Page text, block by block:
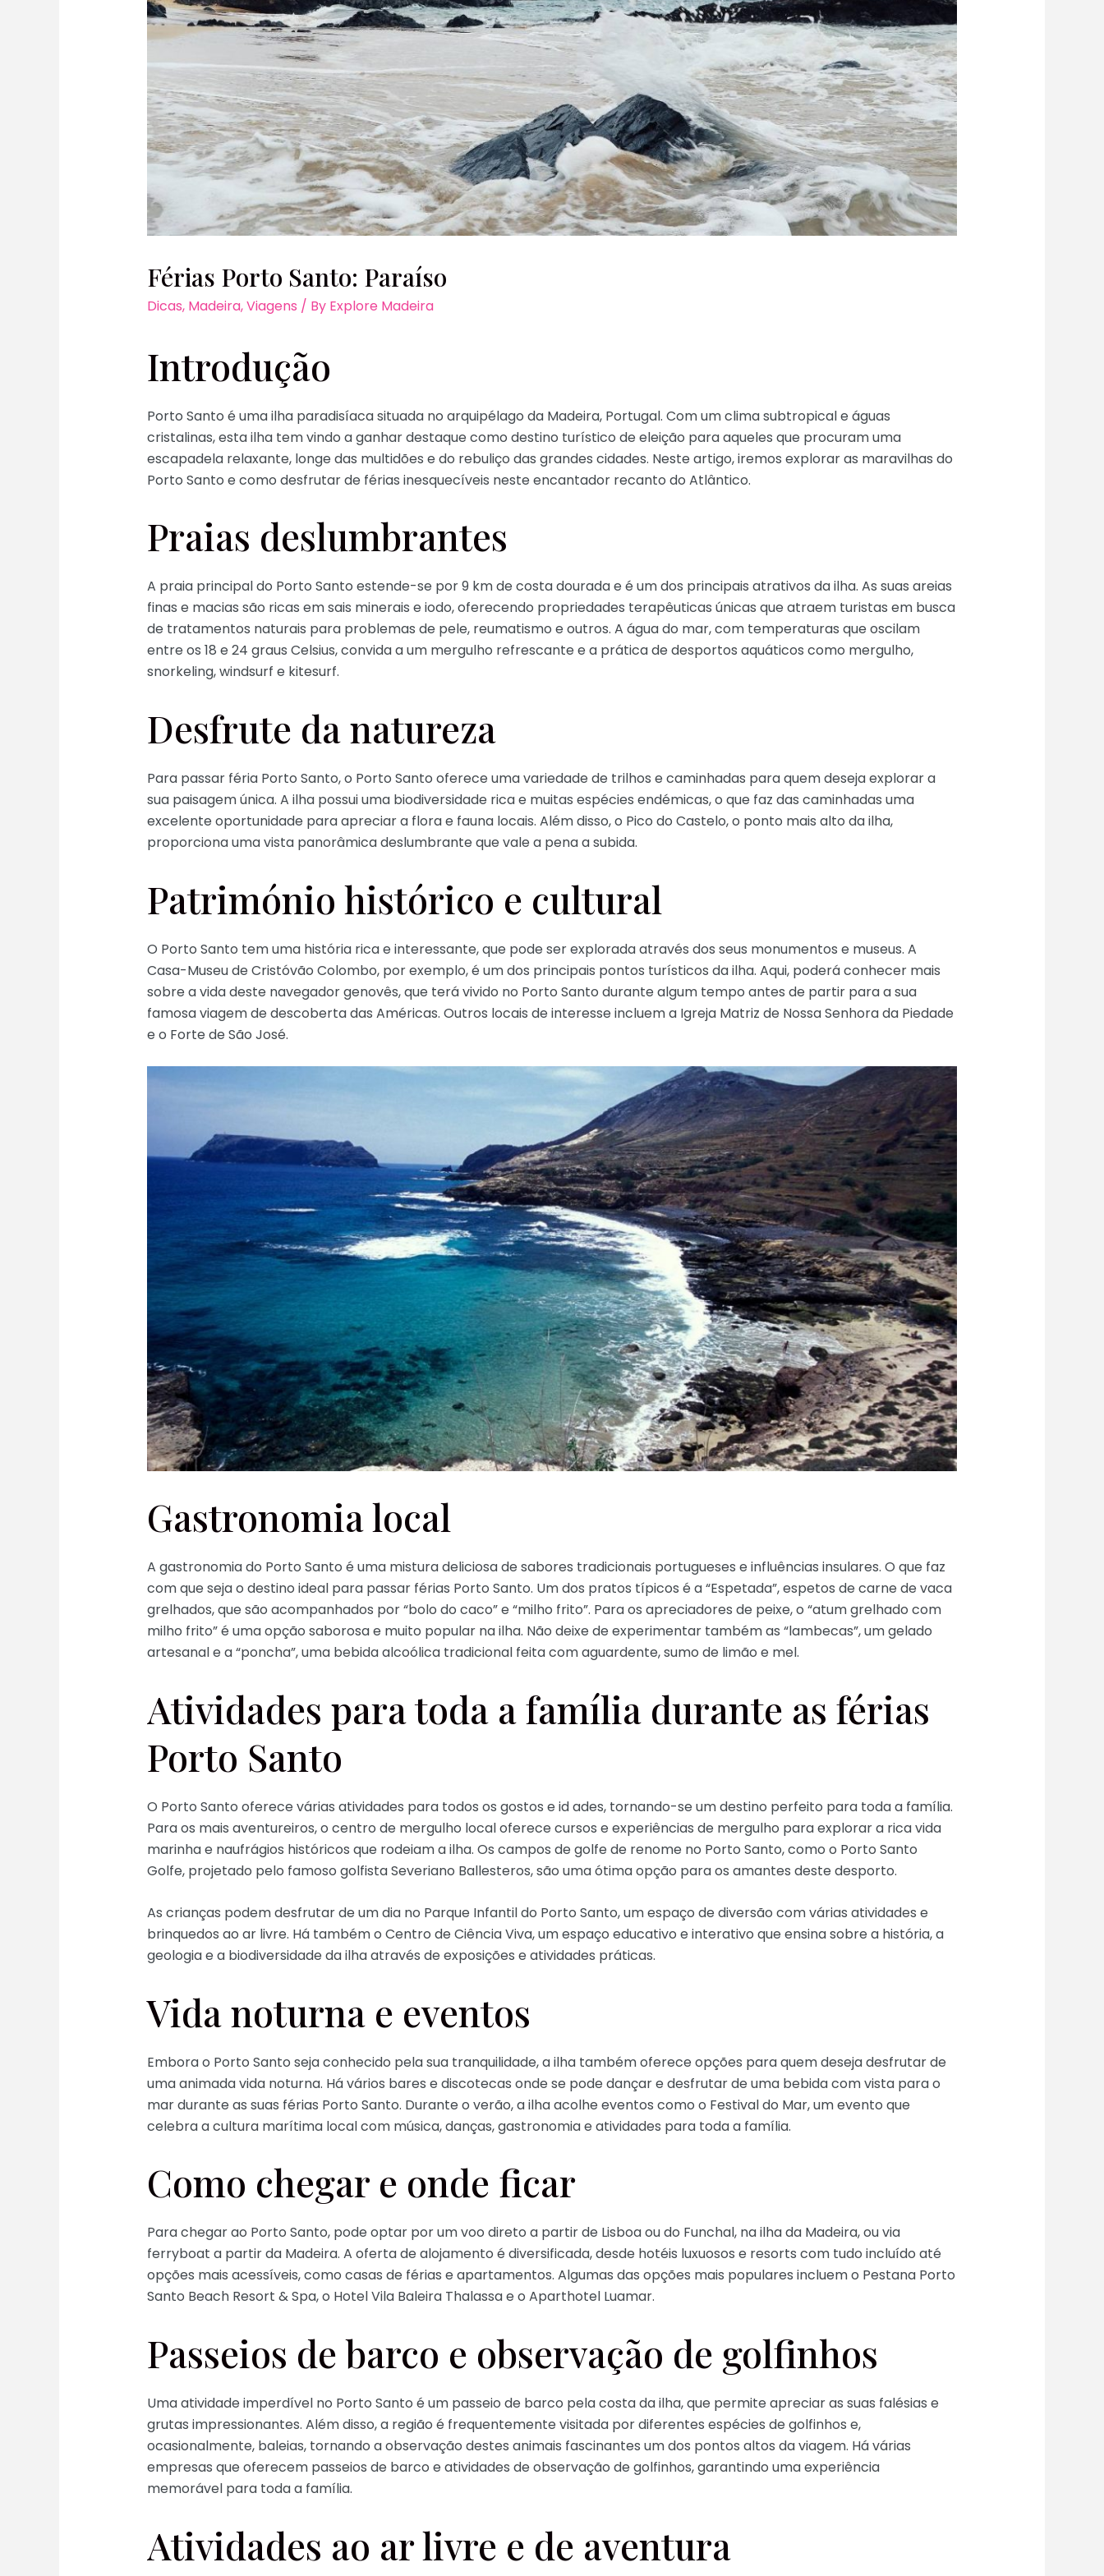
Férias Porto Santo: Paraíso
Dicas, Madeira,Viagens / By Explore Madeira
Introdução
Porto Santo é uma ilha paradisíaca situada no arquipélago da Madeira, Portugal. Com um clima subtropical e águas
cristalinas, esta ilha tem vindo a ganhar destaque como destino turístico de eleição para aqueles que procuram uma
escapadela relaxante, longe das multidões e do rebuliço das grandes cidades. Neste artigo, iremos explorar as maravilhas do
Porto Santo e como desfrutar de férias inesquecíveis neste encantador recanto do Atlântico.
Praias deslumbrantes
A praia principal do Porto Santo estende-se por 9 km de costa dourada e é um dos principais atrativos da ilha. As suas areias
finas e macias são ricas em sais minerais e iodo, oferecendo propriedades terapêuticas únicas que atraem turistas em busca
de tratamentos naturais para problemas de pele, reumatismo e outros. A água do mar, com temperaturas que oscilam
entre os 18 e 24 graus Celsius, convida a um mergulho refrescante e a prática de desportos aquáticos como mergulho,
snorkeling, windsurf e kitesurf.
Desfrute da natureza
Para passar féria Porto Santo, o Porto Santo oferece uma variedade de trilhos e caminhadas para quem deseja explorar a
sua paisagem única. A ilha possui uma biodiversidade rica e muitas espécies endémicas, o que faz das caminhadas uma
excelente oportunidade para apreciar a flora e fauna locais. Além disso, o Pico do Castelo, o ponto mais alto da ilha,
proporciona uma vista panorâmica deslumbrante que vale a pena a subida.
Património histórico e cultural
O Porto Santo tem uma história rica e interessante, que pode ser explorada através dos seus monumentos e museus. A
Casa-Museu de Cristóvão Colombo, por exemplo, é um dos principais pontos turísticos da ilha. Aqui, poderá conhecer mais
sobre a vida deste navegador genovês, que terá vivido no Porto Santo durante algum tempo antes de partir para a sua
famosa viagem de descoberta das Américas. Outros locais de interesse incluem a Igreja Matriz de Nossa Senhora da Piedade
e o Forte de São José.
Gastronomia local
A gastronomia do Porto Santo é uma mistura deliciosa de sabores tradicionais portugueses e influências insulares. O que faz
com que seja o destino ideal para passar férias Porto Santo. Um dos pratos típicos é a “Espetada”, espetos de carne de vaca
grelhados, que são acompanhados por “bolo do caco” e “milho frito”. Para os apreciadores de peixe, o “atum grelhado com
milho frito” é uma opção saborosa e muito popular na ilha. Não deixe de experimentar também as “lambecas”, um gelado
artesanal e a “poncha”, uma bebida alcoólica tradicional feita com aguardente, sumo de limão e mel.
Atividades para toda a família durante as férias
Porto Santo
O Porto Santo oferece várias atividades para todos os gostos e id ades, tornando-se um destino perfeito para toda a família.
Para os mais aventureiros, o centro de mergulho local oferece cursos e experiências de mergulho para explorar a rica vida
marinha e naufrágios históricos que rodeiam a ilha. Os campos de golfe de renome no Porto Santo, como o Porto Santo
Golfe, projetado pelo famoso golfista Severiano Ballesteros, são uma ótima opção para os amantes deste desporto.
As crianças podem desfrutar de um dia no Parque Infantil do Porto Santo, um espaço de diversão com várias atividades e
brinquedos ao ar livre. Há também o Centro de Ciência Viva, um espaço educativo e interativo que ensina sobre a história, a
geologia e a biodiversidade da ilha através de exposições e atividades práticas.
Vida noturna e eventos
Embora o Porto Santo seja conhecido pela sua tranquilidade, a ilha também oferece opções para quem deseja desfrutar de
uma animada vida noturna. Há vários bares e discotecas onde se pode dançar e desfrutar de uma bebida com vista para o
mar durante as suas férias Porto Santo. Durante o verão, a ilha acolhe eventos como o Festival do Mar, um evento que
celebra a cultura marítima local com música, danças, gastronomia e atividades para toda a família.
Como chegar e onde ficar
Para chegar ao Porto Santo, pode optar por um voo direto a partir de Lisboa ou do Funchal, na ilha da Madeira, ou via
ferryboat a partir da Madeira. A oferta de alojamento é diversificada, desde hotéis luxuosos e resorts com tudo incluído até
opções mais acessíveis, como casas de férias e apartamentos. Algumas das opções mais populares incluem o Pestana Porto
Santo Beach Resort & Spa, o Hotel Vila Baleira Thalassa e o Aparthotel Luamar.
Passeios de barco e observação de golfinhos
Uma atividade imperdível no Porto Santo é um passeio de barco pela costa da ilha, que permite apreciar as suas falésias e
grutas impressionantes. Além disso, a região é frequentemente visitada por diferentes espécies de golfinhos e,
ocasionalmente, baleias, tornando a observação destes animais fascinantes um dos pontos altos da viagem. Há várias
empresas que oferecem passeios de barco e atividades de observação de golfinhos, garantindo uma experiência
memorável para toda a família.
Atividades ao ar livre e de aventura